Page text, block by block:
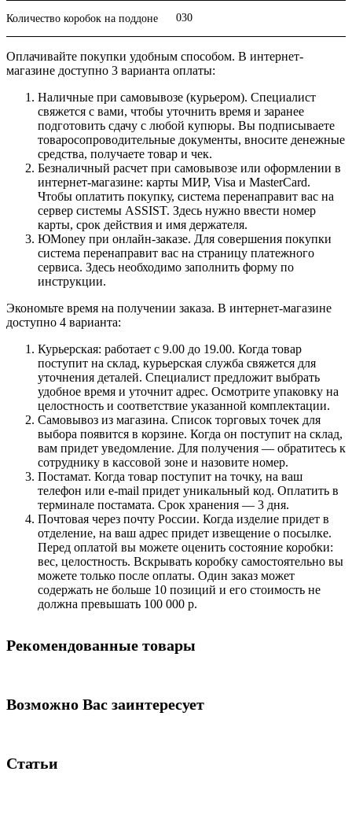
Количество коробок на поддоне 030
Оплачивайте покупки удобным способом. В интернет-
магазине доступно 3 варианта оплаты:
Наличные при самовывозе (курьером). Специалист
свяжется с вами, чтобы уточнить время и заранее
подготовить сдачу с любой купюры. Вы подписываете
товаросопроводительные документы, вносите денежные
средства, получаете товар и чек.
Безналичный расчет при самовывозе или оформлении в
интернет-магазине: карты МИР, Visa и MasterCard.
Чтобы оплатить покупку, система перенаправит вас на
сервер системы ASSIST. Здесь нужно ввести номер
карты, срок действия и имя держателя.
ЮMoney при онлайн-заказе. Для совершения покупки
система перенаправит вас на страницу платежного
сервиса. Здесь необходимо заполнить форму по
инструкции.
Экономьте время на получении заказа. В интернет-магазине
доступно 4 варианта:
Курьерская: работает с 9.00 до 19.00. Когда товар
поступит на склад, курьерская служба свяжется для
уточнения деталей. Специалист предложит выбрать
удобное время и уточнит адрес. Осмотрите упаковку на
целостность и соответствие указанной комплектации.
Самовывоз из магазина. Список торговых точек для
выбора появится в корзине. Когда он поступит на склад,
вам придет уведомление. Для получения — обратитесь к
сотруднику в кассовой зоне и назовите номер.
Постамат. Когда товар поступит на точку, на ваш
телефон или e-mail придет уникальный код. Оплатить в
терминале постамата. Срок хранения — 3 дня.
Почтовая через почту России. Когда изделие придет в
отделение, на ваш адрес придет извещение о посылке.
Перед оплатой вы можете оценить состояние коробки:
вес, целостность. Вскрывать коробку самостоятельно вы
можете только после оплаты. Один заказ может
содержать не больше 10 позиций и его стоимость не
должна превышать 100 000 р.
Рекомендованные товары
Возможно Вас заинтересует
Статьи